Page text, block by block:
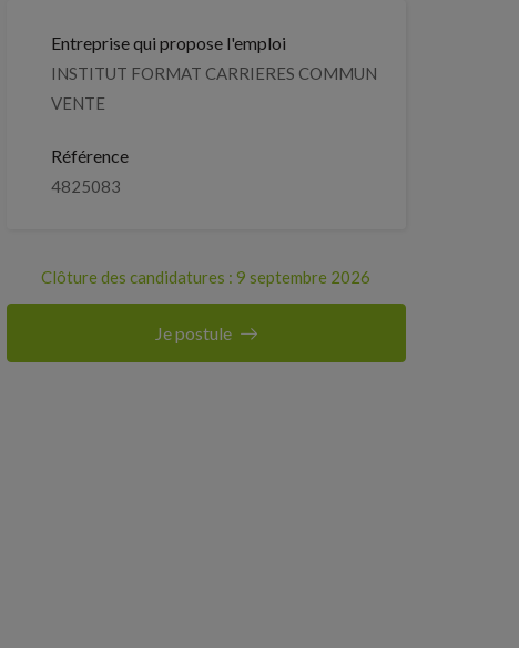
Entreprise qui propose l'emploi
INSTITUT FORMAT CARRIERES COMMUN
VENTE
Référence
4825083
Clôture des candidatures : 9 septembre 2026
Je postule